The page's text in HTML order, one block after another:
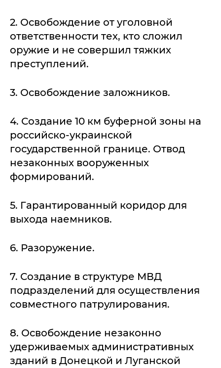
2. Освобождение от уголовной
ответственности тех, кто сложил
оружие и не совершил тяжких
преступлений.
3. Освобождение заложников.
4. Создание 10 км буферной зоны на
российско-украинской
государственной границе. Отвод
незаконных вооруженных
формирований.
5. Гарантированный коридор для
выхода наемников.
6. Разоружение.
7. Создание в структуре МВД
подразделений для осуществления
совместного патрулирования.
8. Освобождение незаконно
удерживаемых административных
зданий в Донецкой и Луганской